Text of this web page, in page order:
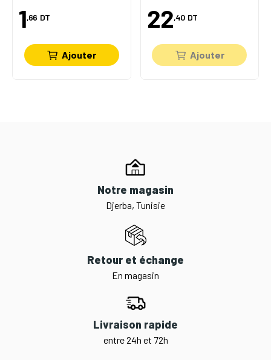
1,66 DT
Ajouter
22,40 DT
Ajouter
Notre magasin
Djerba, Tunisie
Retour et échange
En magasin
Livraison rapide
entre 24h et 72h